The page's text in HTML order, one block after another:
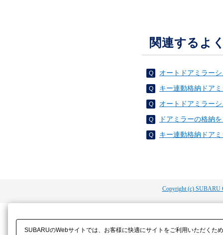
関連するよ
オートドアミラー
キー連動格納ドア
オートドアミラー
ドアミラーの格納
キー連動格納ドア
Copyright (c) SUBARU
SUBARUのWebサイトでは、お客様に快適にサイトをご利用いただく